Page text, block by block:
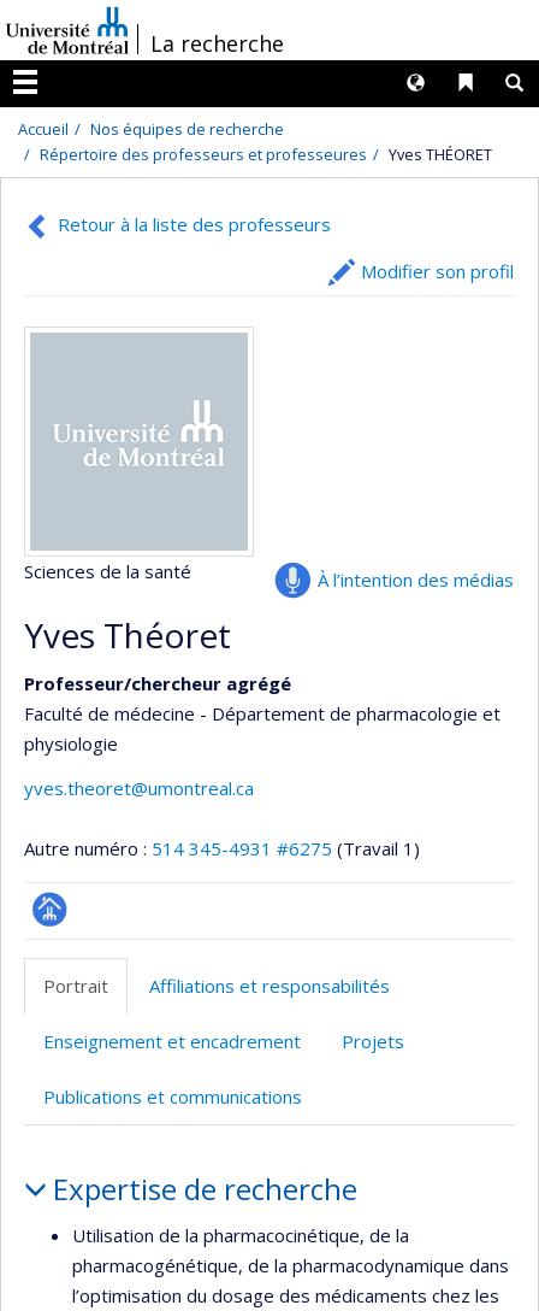
au
contenu
/La recherche
Menu
Liens
Langues
Accueil
Nos équipes de recherche
Répertoire des professeurs et professeures
Yves THÉORET
Retour à la liste des professeurs
Modifier son profil
À l’intention des médias
Sciences de la santé
Yves Théoret
Professeur/chercheur agrégé
Faculté de médecine - Département de pharmacologie et
physiologie
yves.theoret@umontreal.ca
Autre numéro : 514 345-4931 #6275 (Travail 1)
Page
Portrait Affiliations et responsabilités
Enseignement et encadrement Projets
Publications et communications
Expertise de recherche
Utilisation de la pharmacocinétique, de la
pharmacogénétique, de la pharmacodynamique dans
l’optimisation du dosage des médicaments chez les